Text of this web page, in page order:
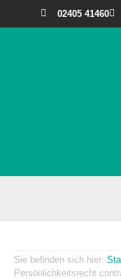
02405 41460
Persönlichkeitsrecht